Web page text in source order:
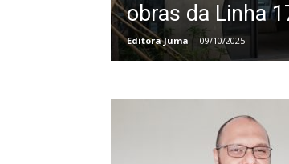
obras da Linha
Editora Juma - 09/10/2025